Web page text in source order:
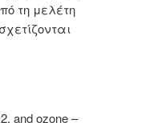
τη μελέτη
and ozone –